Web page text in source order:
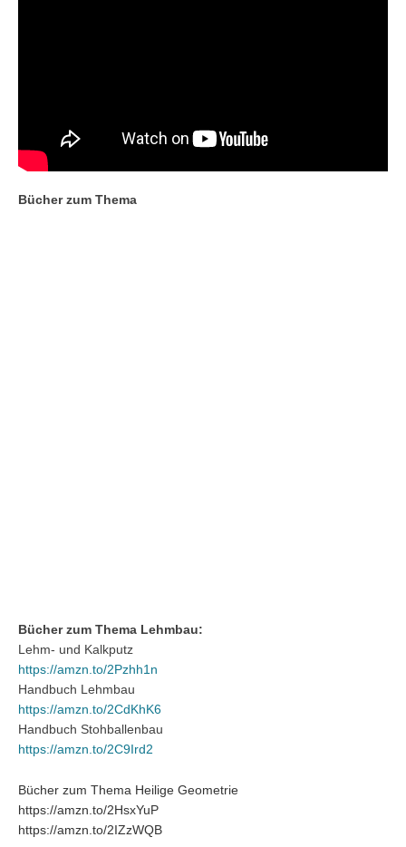
Bücher zum Thema
Bücher zum Thema Lehmbau:
Lehm- und Kalkputz
https://amzn.to/2Pzhh1n
Handbuch Lehmbau
https://amzn.to/2CdKhK6
Handbuch Stohballenbau
https://amzn.to/2C9Ird2
Bücher zum Thema Heilige Geometrie
https://amzn.to/2HsxYuP
https://amzn.to/2IZzWQB